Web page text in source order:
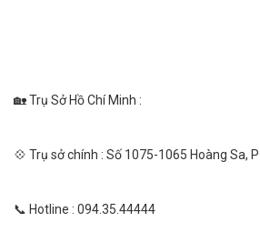
🏡 Trụ Sở Hồ Chí Minh :
💠 Trụ sở chính : Số 1075-1065 Hoàng Sa,
📞 Hotline : 094.35.44444